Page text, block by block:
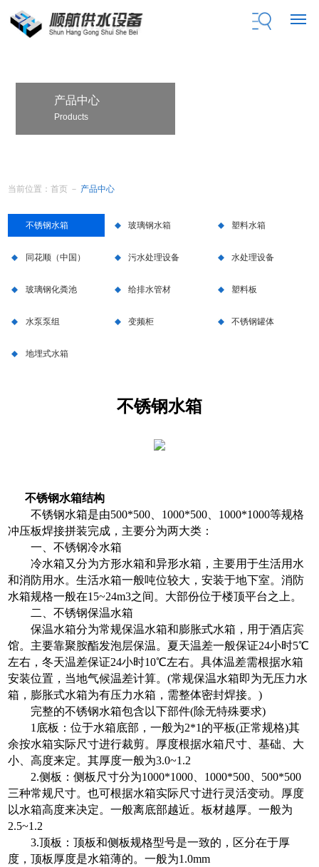
产品中心
Products
当前位置：首页 － 产品中心
不锈钢水箱 玻璃钢水箱 塑料水箱
同花顺（中国） 污水处理设备 水处理设备
玻璃钢化粪池 给排水管材 塑料板
水泵泵组 变频柜 不锈钢罐体
地埋式水箱
不锈钢水箱
不锈钢水箱结构
不锈钢水箱是由500*500、1000*500、1000*1000等规格
冲压板焊接拼装完成，主要分为两大类：
一、不锈钢冷水箱
冷水箱又分为方形水箱和异形水箱，主要用于生活用水
和消防用水。生活水箱一般吨位较大，安装于地下室。消防
水箱规格一般在15~24m3之间。大部份位于楼顶平台之上。
二、不锈钢保温水箱
保温水箱分为常规保温水箱和膨胀式水箱，用于酒店宾
馆。主要靠聚胺酯发泡层保温。夏天温差一般保证24小时5℃
左右，冬天温差保证24小时10℃左右。具体温差需根据水箱
安装位置，当地气候温差计算。(常规保温水箱即为无压力水
箱，膨胀式水箱为有压力水箱，需整体密封焊接。)
完整的不锈钢水箱包含以下部件(除无特殊要求)
1底板：位于水箱底部，一般为2*1的平板(正常规格)其
余按水箱实际尺寸进行裁剪。厚度根据水箱尺寸、基础、大
小、高度来定。其厚度一般为3.0~1.2
2.侧板：侧板尺寸分为1000*1000、1000*500、500*500
三种常规尺寸。也可根据水箱实际尺寸进行灵活变动。厚度
以水箱高度来决定。一般离底部越近。板材越厚。一般为
2.5~1.2
3.顶板：顶板和侧板规格型号是一致的，区分在于厚
度，顶板厚度是水箱薄的。一般为1.0mm